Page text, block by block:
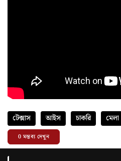
টেক্সাস আইস চাকরি মেলা
0মন্তব্য দেখুন